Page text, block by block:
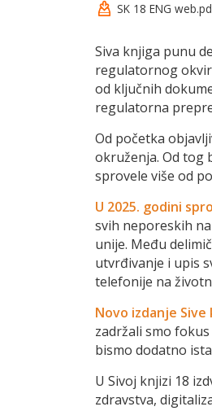
SK 18 ENG
Siva knjiga punu
regulatornog
od ključnih
regulatorna
Od početka
okruženja. Od tog
sprovele više od
U 2025. godini
svih neporeskih
unije. Među
utvrđivanje i upis
telefonije na
Novo izdanje
zadržali smo
bismo dodatno
U Sivoj knjizi 18
zdravstva,